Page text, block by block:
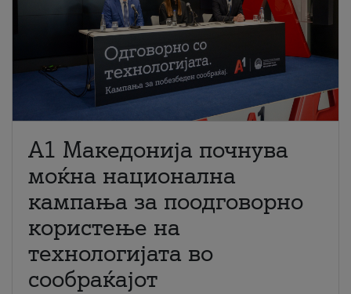
A1 Македонија почнува
моќна национална
кампања за поодговорно
користење на
технологијата во
сообраќајот